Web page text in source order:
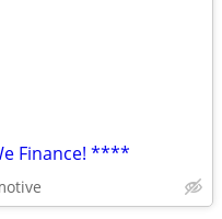
Finance! ****